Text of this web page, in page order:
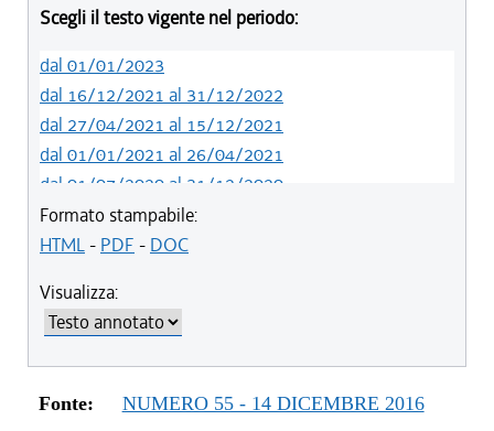
Scegli il testo vigente nel periodo:
dal 01/01/2023
dal 16/12/2021 al 31/12/2022
dal 27/04/2021 al 15/12/2021
dal 01/01/2021 al 26/04/2021
dal 01/07/2020 al 31/12/2020
dal 01/01/2020 al 30/06/2020
dal 19/12/2019 al 31/12/2019
dal 01/01/2019 al 30/04/2019
dal 08/11/2018 al 31/12/2018
dal 16/08/2018 al 07/11/2018
dal 05/01/2018 al 15/08/2018
Formato stampabile:
HTML- PDF - DOC
Visualizza:
Fonte:
NUMERO 55 - 14 DICEMBRE 2016